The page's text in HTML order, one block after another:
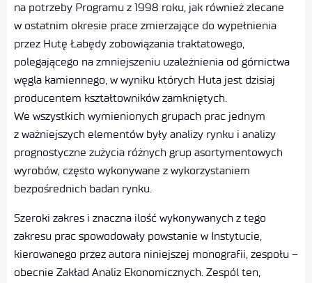
na potrzeby Programu z 1998 roku, jak również zlecane
w ostatnim okresie prace zmierzające do wypełnienia
przez Hutę Łabędy zobowiązania traktatowego,
polegającego na zmniejszeniu uzależnienia od górnictwa
węgla kamiennego, w wyniku których Huta jest dzisiaj
producentem kształtowników zamkniętych.
We wszystkich wymienionych grupach prac jednym
z ważniejszych elementów były analizy rynku i analizy
prognostyczne zużycia różnych grup asortymentowych
wyrobów, często wykonywane z wykorzystaniem
bezpośrednich badan rynku.
Szeroki zakres i znaczna ilość wykonywanych z tego
zakresu prac spowodowały powstanie w Instytucie,
kierowanego przez autora niniejszej monografii, zespołu –
obecnie Zakład Analiz Ekonomicznych. Zespól ten,